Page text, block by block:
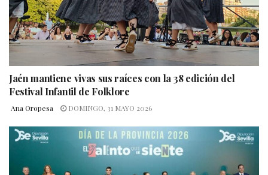
Jaén mantiene vivas sus raíces con la 38 edición del
Festival Infantil de Folklore
Ana Oropesa DOMINGO, 31 MAYO 2026